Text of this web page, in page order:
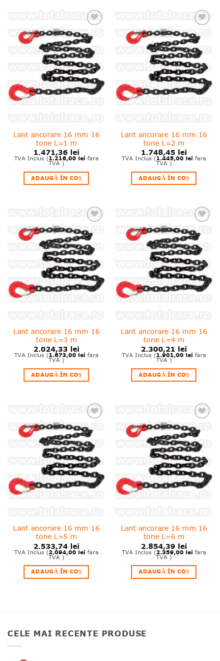
❤
Adauga
in
wishlist!
Lant ancorare 16 mm 16
tone L=1 m
1.471,36 lei
TVA Inclus (1.216,00 lei fara
TVA )
ADAUGĂ ÎN COȘ
❤
Adauga
in
wishlist!
Lant ancorare 16 mm 16
tone L=2 m
1.748,45 lei
TVA Inclus (1.445,00 lei fara
TVA )
ADAUGĂ ÎN COȘ
❤
Adauga
in
wishlist!
Lant ancorare 16 mm 16
tone L=3 m
2.024,33 lei
TVA Inclus (1.673,00 lei fara
TVA )
ADAUGĂ ÎN COȘ
❤
Adauga
in
wishlist!
Lant ancorare 16 mm 16
tone L=4 m
2.300,21 lei
TVA Inclus (1.901,00 lei fara
TVA )
ADAUGĂ ÎN COȘ
❤
Adauga
in
wishlist!
Lant ancorare 16 mm 16
tone L=5 m
2.533,74 lei
TVA Inclus (2.094,00 lei fara
TVA )
ADAUGĂ ÎN COȘ
❤
Adauga
in
wishlist!
Lant ancorare 16 mm 16
tone L=6 m
2.854,39 lei
TVA Inclus (2.359,00 lei fara
TVA )
ADAUGĂ ÎN COȘ
CELE MAI RECENTE PRODUSE